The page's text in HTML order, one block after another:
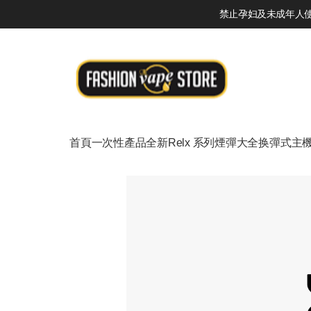
禁止孕妇及未成年人
首頁一次性產品全新Relx 系列煙彈大全换彈式主